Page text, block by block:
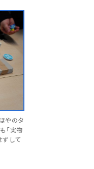
やのタ
「実物
ずして